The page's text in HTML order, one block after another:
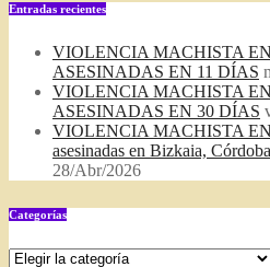
Entradas recientes
VIOLENCIA MACHISTA
ASESINADAS EN 11 DÍAS
VIOLENCIA MACHISTA
ASESINADAS EN 30 DÍAS
VIOLENCIA MACHISTA
asesinadas en Bizkaia,
28/Abr/2026
Categorías
Categorías